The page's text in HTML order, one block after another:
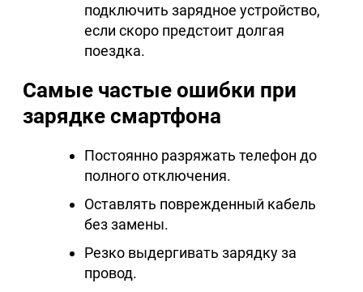
подключить зарядное устройство,
если скоро предстоит долгая
поездка.
Самые частые ошибки при
зарядке смартфона
Постоянно разряжать телефон до
полного отключения.
Оставлять поврежденный кабель
без замены.
Резко выдергивать зарядку за
провод.